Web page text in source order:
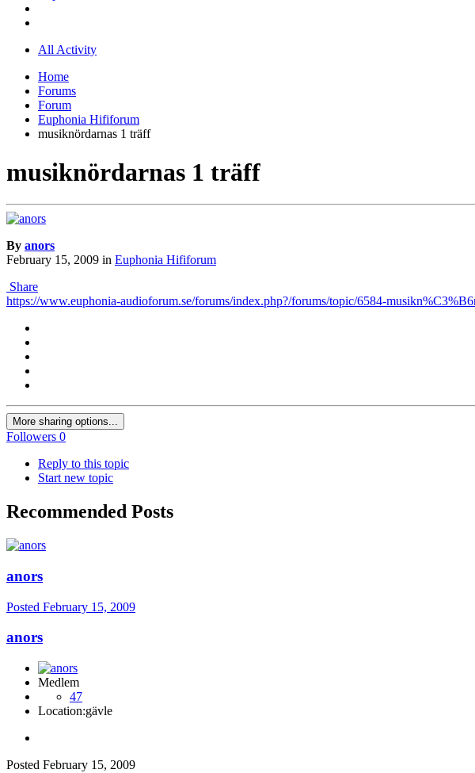
All Activity
Home
Forums
Forum
Euphonia Hififorum
musiknördarnas 1 träff
musiknördarnas 1 träff
By anors
February 15, 2009 in Euphonia Hififorum
Share
https://www.euphonia-audioforum.se/forums/index.php?/forums/topic/6584-
More sharing options...
Followers 0
Reply to this topic
Start new topic
Recommended Posts
anors
Posted February 15, 2009
anors
Medlem
47
Location:gävle
Posted February 15, 2009